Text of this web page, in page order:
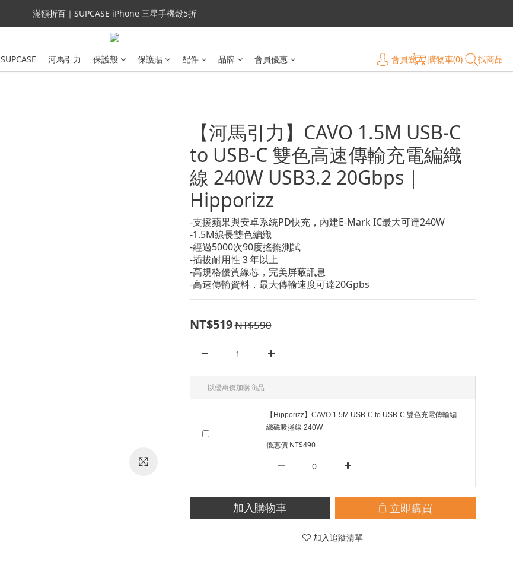
會員699免運｜父親節禮手機殼5折、行動電源66折
滿額折百｜SUPCASE iPhone 三星手機殼5折
會員699免運｜父親節禮手機殼5折、行動電源66折
SUPCASE 河馬引力 保護殼 保護貼 配件 品牌 會員優惠 會員登入 購物車(0) 找商品
【河馬引力】CAVO 1.5M USB-C
to USB-C 雙色高速傳輸充電編織
線 240W USB3.2 20Gbps｜
Hipporizz
-支援蘋果與安卓系統PD快充，內建E-Mark IC最大可達240W
-1.5M線長雙色編織
-經過5000次90度搖擺測試
-插拔耐用性３年以上
-高規格優質線芯，完美屏蔽訊息
-高速傳輸資料，最大傳輸速度可達20Gpbs
NT$519NT$590
以優惠價加購商品
【Hipporizz】CAVO 1.5M USB-C to USB-C 雙色充電傳輸編
織磁吸捲線 240W
優惠價 NT$490
加入購物車 立即購買
加入追蹤清單